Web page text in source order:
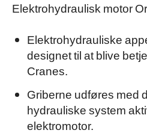
Elektrohydraulisk motor
Elektrohydrauliske
designet til at blive
Cranes.
Griberne udføres med
hydrauliske system
elektromotor.